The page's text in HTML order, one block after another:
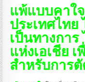
แพ้แบบคาใ
ประเทศไทย
เป็นทางกา
แห่งเอเชีย
สำหรับการ